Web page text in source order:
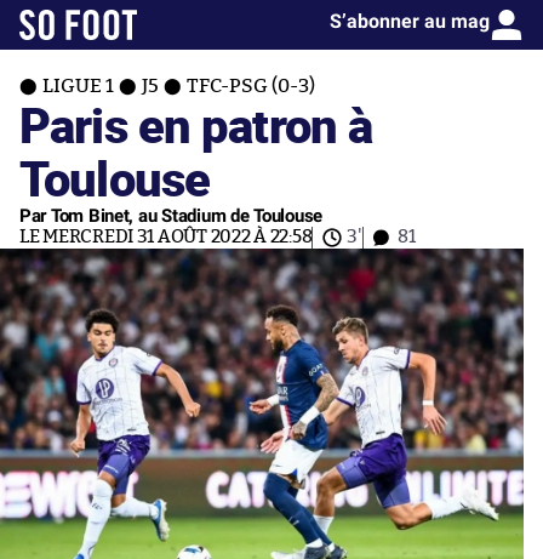
S’abonner au mag
LIGUE 1 J5 TFC-PSG (0-3)
Paris en patron à
Toulouse
Par Tom Binet, au Stadium de Toulouse
LE MERCREDI 31 AOÛT 2022 À 22:58 3' 81